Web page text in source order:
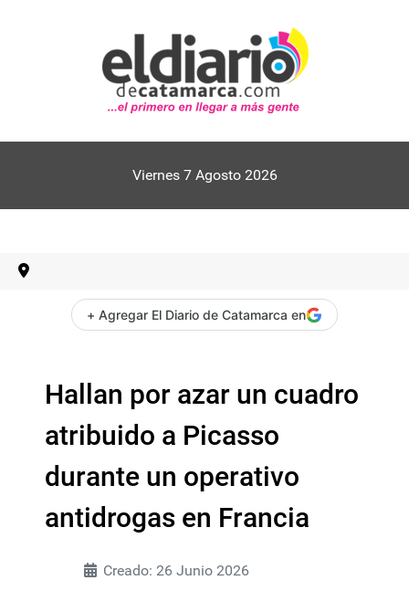
Viernes 7 Agosto 2026
+ Agregar El Diario de Catamarca en
Hallan por azar un cuadro
atribuido a Picasso
durante un operativo
antidrogas en Francia
Creado: 26 Junio 2026